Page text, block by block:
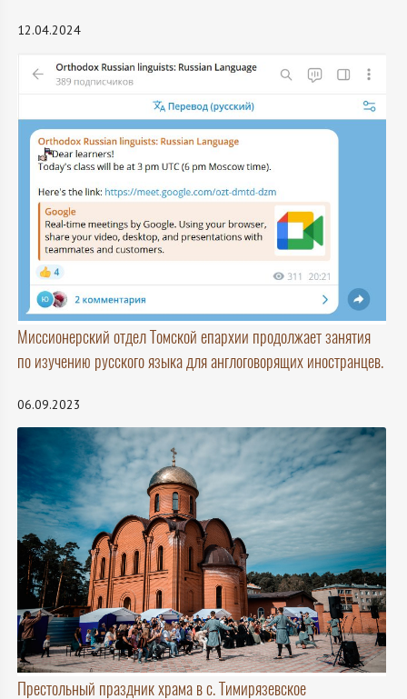
12.04.2024
Миссионерский отдел Томской епархии продолжает занятия
по изучению русского языка для англоговорящих иностранцев.
06.09.2023
Престольный праздник храма в с. Тимирязевское